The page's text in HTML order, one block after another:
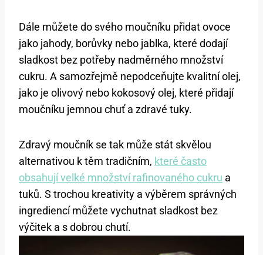
Dále můžete do svého moučníku přidat ovoce
jako jahody, borůvky nebo jablka, které dodají
sladkost bez potřeby nadměrného množství
cukru. A samozřejmě nepodceňujte kvalitní olej,
jako je olivový nebo kokosový olej, které přidají
moučníku jemnou chuť a zdravé tuky.
Zdravý moučník se tak může stát skvělou
alternativou k těm tradičním, které často
obsahují velké množství rafinovaného cukru a
tuků. S trochou kreativity a výběrem správných
ingrediencí můžete vychutnat sladkost bez
výčitek a s dobrou chutí.